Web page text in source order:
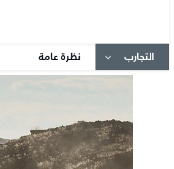
التجارب نظرة عامة